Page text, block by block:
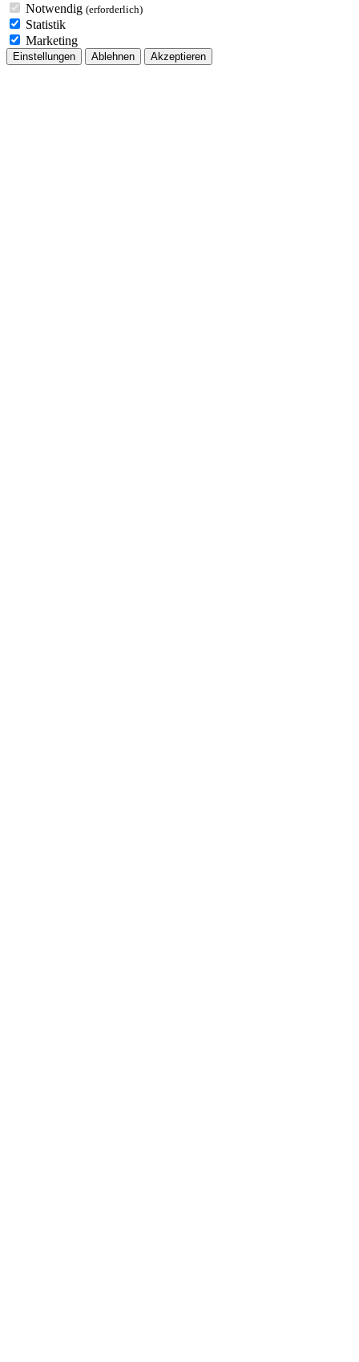
Notwendig (erforderlich)
Statistik
Marketing
Einstellungen Ablehnen Akzeptieren